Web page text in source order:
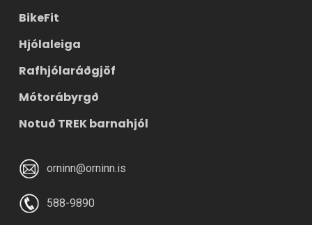
BikeFit
Hjólaleiga
Rafhjólaráðgjöf
Mótorábyrgð
Notuð TREK barnahjól
orninn@orninn.is
588-9890